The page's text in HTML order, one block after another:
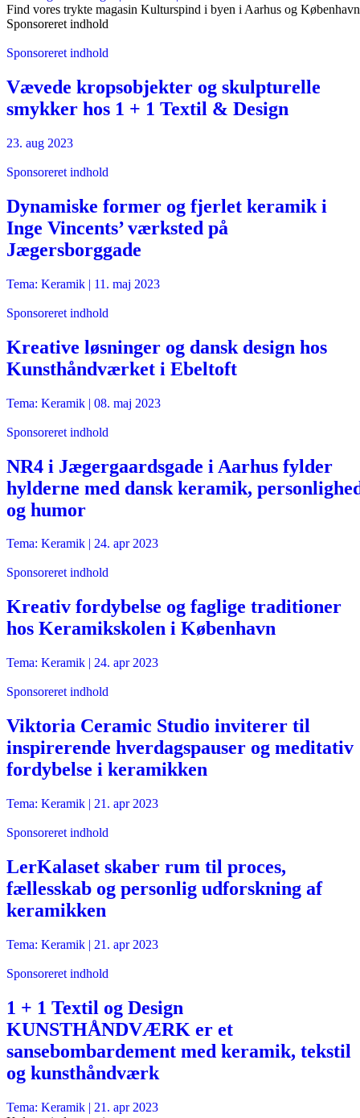
Find vores trykte magasin Kulturspind i byen i Aarhus og København
Sponsoreret indhold
Sponsoreret indhold
Vævede kropsobjekter og skulpturelle
smykker hos 1 + 1 Textil & Design
23. aug 2023
Sponsoreret indhold
Dynamiske former og fjerlet keramik i
Inge Vincents’ værksted på
Jægersborggade
Tema: Keramik | 11. maj 2023
Sponsoreret indhold
Kreative løsninger og dansk design hos
Kunsthåndværket i Ebeltoft
Tema: Keramik | 08. maj 2023
Sponsoreret indhold
NR4 i Jægergaardsgade i Aarhus fylder
hylderne med dansk keramik,
og humor
Tema: Keramik | 24. apr 2023
Sponsoreret indhold
Kreativ fordybelse og faglige traditioner
hos Keramikskolen i København
Tema: Keramik | 24. apr 2023
Sponsoreret indhold
Viktoria Ceramic Studio inviterer til
inspirerende hverdagspauser og meditativ
fordybelse i keramikken
Tema: Keramik | 21. apr 2023
Sponsoreret indhold
LerKalaset skaber rum til proces,
fællesskab og personlig udforskning af
keramikken
Tema: Keramik | 21. apr 2023
Sponsoreret indhold
1 + 1 Textil og Design
KUNSTHÅNDVÆRK er et
sansebombardement med keramik, tekstil
og kunsthåndværk
Tema: Keramik | 21. apr 2023